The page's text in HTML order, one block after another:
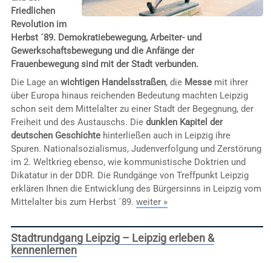
Friedlichen
Revolution im
Herbst ´89. Demokratiebewegung, Arbeiter- und
Gewerkschaftsbewegung und die Anfänge der
Frauenbewegung sind mit der Stadt verbunden.
Die Lage an wichtigen Handelsstraßen, die Messemit ihrer
über Europa hinaus reichenden Bedeutung machten Leipzig
schon seit dem Mittelalter zu einer Stadt der Begegnung, der
Freiheit und des Austauschs. Die dunklen Kapitel der
deutschen Geschichtehinterließen auch in Leipzig ihre
Spuren. Nationalsozialismus, Judenverfolgung und Zerstörung
im 2. Weltkrieg ebenso, wie kommunistische Doktrien und
Dikatatur in der DDR. Die Rundgänge von Treffpunkt Leipzig
erklären Ihnen die Entwicklung des Bürgersinns in Leipzig vom
Mittelalter bis zum Herbst ´89. weiter »
Stadtrundgang Leipzig – Leipzig erleben &
kennenlernen